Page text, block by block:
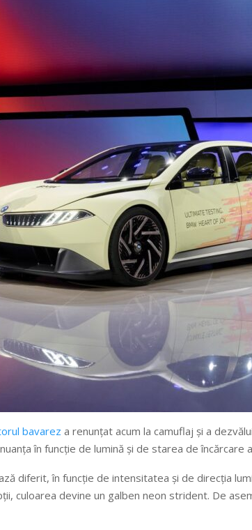
bavarez a renunțat acum la camuflaj și a
în funcție de lumină și de starea de încărcare
diferit, în funcție de intensitatea și de direcția
culoarea devine un galben neon strident. De